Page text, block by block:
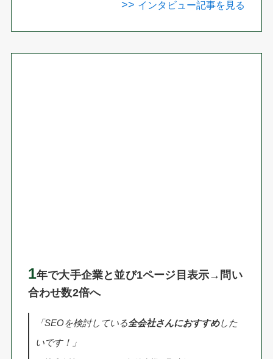
>> インタビュー記事を見る
1年で大手企業と並び1ページ目表示→問い
合わせ数2倍へ
「SEOを検討している全会社さんにおすすめした
いです！」